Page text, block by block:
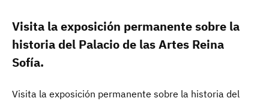
Visita la exposición permanente sobre la
historia del Palacio de las Artes Reina
Sofía.
Visita la exposición permanente sobre la historia del